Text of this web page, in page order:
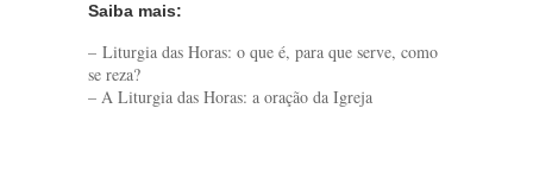
Saiba mais:
– Liturgia das Horas: o que é, para que serve, como
se reza?
– A Liturgia das Horas: a oração da Igreja